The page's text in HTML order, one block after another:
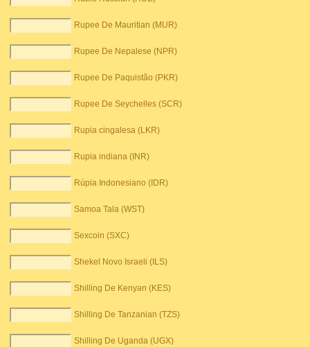
Rupee De Mauritian (MUR)
Rupee De Nepalese (NPR)
Rupee De Paquistão (PKR)
Rupee De Seychelles (SCR)
Rupia cingalesa (LKR)
Rupia indiana (INR)
Rúpia Indonesiano (IDR)
Samoa Tala (WST)
Sexcoin (SXC)
Shekel Novo Israeli (ILS)
Shilling De Kenyan (KES)
Shilling De Tanzanian (TZS)
Shilling De Uganda (UGX)